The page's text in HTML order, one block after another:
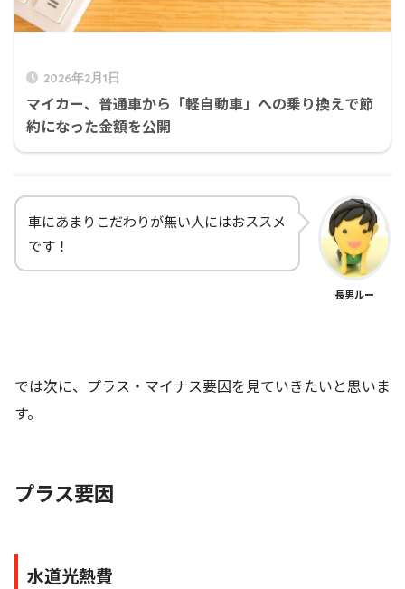
2026年2月1日
マイカー、普通車から「軽自動車」への乗り換えで節
約になった金額を公開
車にあまりこだわりが無い人にはおススメ
です！
長男ルー
では次に、プラス・マイナス要因を見ていきたいと思いま
す。
プラス要因
水道光熱費